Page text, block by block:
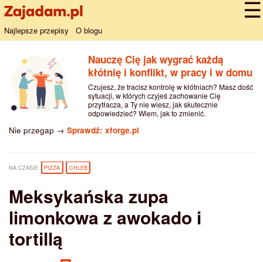
Najlepsze przepisy O blogu
Nauczę Cię jak wygrać każdą
kłótnię i konflikt, w pracy i w domu
Czujesz, że tracisz kontrolę w kłótniach? Masz dość
sytuacji, w których czyjeś zachowanie Cię
przytłacza, a Ty nie wiesz, jak skutecznie
odpowiedzieć? Wiem, jak to zmienić.
Nie przegap → Sprawdź: xforge.pl
NA CZASIE PIZZA CHLEB
Meksykańska zupa
limonkowa z awokado i
tortillą